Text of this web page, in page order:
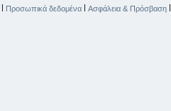
| Προσωπικά δεδομένα | Ασφάλεια & Πρόσβαση